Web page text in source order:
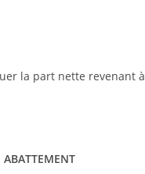
la part nette revenant à
ABATTEMENT